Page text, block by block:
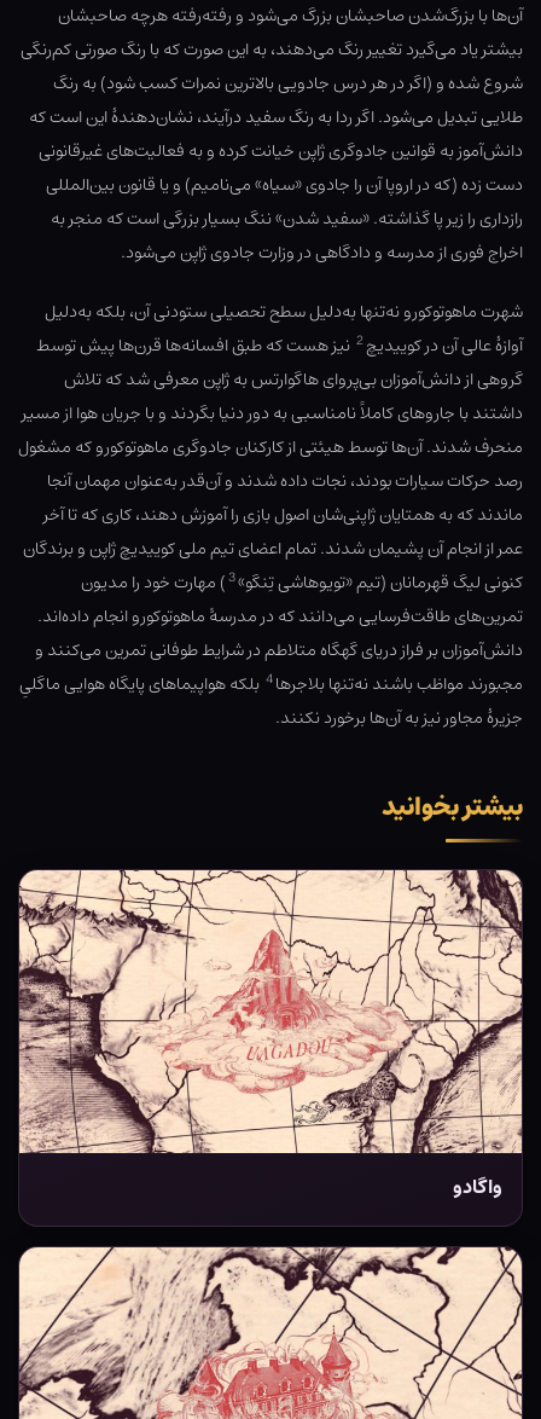
آن‌ها با بزرگ‌شدن صاحبشان بزرگ می‌شود و رفته‌رفته هرچه صاحبشان
بیشتر یاد می‌گیرد تغییر رنگ می‌دهند، به این صورت که با رنگ صورتی کم‌رنگی
شروع شده و (اگر در هر درس جادویی بالاترین نمرات کسب شود) به رنگ
طلایی تبدیل می‌شود. اگر ردا به رنگ سفید درآیند، نشان‌دهندهٔ این است که
دانش‌آموز به قوانین جادوگری ژاپن خیانت کرده و به فعالیت‌های غیرقانونی
دست زده (که در اروپا آن را جادوی «سیاه» می‌نامیم) و یا قانون بین‌المللی
رازداری را زیر پا گذاشته. «سفید شدن» ننگ بسیار بزرگی است که منجر به
اخراج فوری از مدرسه و دادگاهی در وزارت جادوی ژاپن می‌شود.
شهرت ماهوتوکورو نه‌تنها به‌دلیل سطح تحصیلی ستودنی آن، بلکه به‌دلیل
آوازهٔ عالی آن در کوییدیچ2 نیز هست که طبق افسانه‌ها قرن‌ها پیش توسط
گروهی از دانش‌آموزان بی‌پروای هاگوارتس به ژاپن معرفی شد که تلاش
داشتند با جاروهای کاملاً نامناسبی به دور دنیا بگردند و با جریان هوا از مسیر
منحرف شدند. آن‌ها توسط هیئتی از کارکنان جادوگری ماهوتوکورو که مشغول
رصد حرکات سیارات بودند، نجات داده شدند و آن‌قدر به‌عنوان مهمان آنجا
ماندند که به همتایان ژاپنی‌شان اصول بازی را آموزش دهند، کاری که تا آخر
عمر از انجام آن پشیمان شدند. تمام اعضای تیم ملی کوییدیچ ژاپن و برندگان
کنونی لیگ قهرمانان (تیم «تویوهاشی تِنگو»3) مهارت خود را مدیون
تمرین‌های طاقت‌فرسایی می‌دانند که در مدرسهٔ ماهوتوکورو انجام داده‌اند.
دانش‌آموزان بر فراز دریای گهگاه متلاطم در شرایط طوفانی تمرین می‌کنند و
مجبورند مواظب باشند نه‌تنها بلاجرها4 بلکه هواپیماهای پایگاه هوایی ماگلیِ
جزیرهٔ مجاور نیز به آن‌ها برخورد نکنند.
بیشتر بخوانید
واگادو